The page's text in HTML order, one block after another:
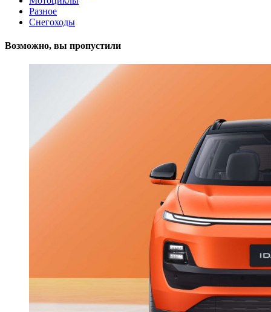
Разное
Снегоходы
Возможно, вы пропустили